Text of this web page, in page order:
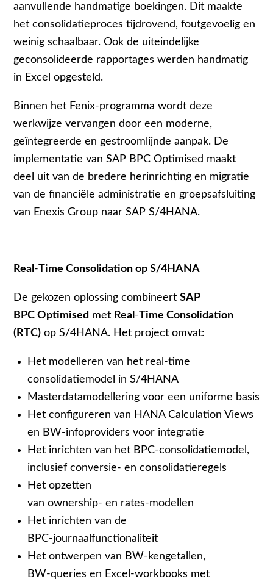
aanvullende handmatige boekingen. Dit maakte
het consolidatieproces tijdrovend, foutgevoelig en
weinig schaalbaar. Ook de uiteindelijke
geconsolideerde rapportages werden handmatig
in Excel opgesteld.
Binnen het Fenix‑programma wordt deze
werkwijze vervangen door een moderne,
geïntegreerde en gestroomlijnde aanpak. De
implementatie van SAP BPC Optimised maakt
deel uit van de bredere herinrichting en migratie
van de financiële administratie en groepsafsluiting
van Enexis Group naar SAP S/4HANA.
Real ‑Time Consolidation op S/4HANA
De gekozen oplossing combineertSAP
BPC Optimised met Real ‑Time Consolidation
(RTC) op S/4HANA. Het project omvat:
Het modelleren van het real ‑time
consolidatiemodel in S/4HANA
Masterdatamodellering voor een uniforme basis
Het configureren van HANA Calculation Views
en BW‑infoproviders voor integratie
Het inrichten van het BPC‑consolidatiemodel,
inclusief conversie‑ en consolidatieregels
Het opzetten
van ownership‑ en rates‑modellen
Het inrichten van de
BPC‑journaalfunctionaliteit
Het ontwerpen van BW‑kengetallen,
BW‑queries en Excel ‑workbooks met